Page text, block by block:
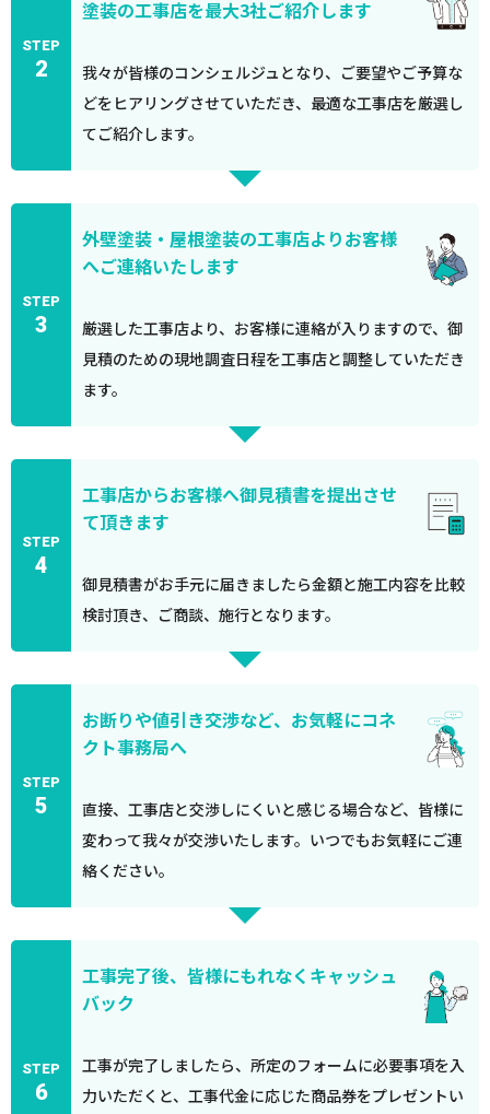
STEP
2
塗装の工事店を最大3社ご紹介します
我々が皆様のコンシェルジュとなり、ご要望やご予算な
どをヒアリングさせていただき、最適な工事店を厳選し
てご紹介します。
STEP
3
外壁塗装・屋根塗装の工事店よりお客様
へご連絡いたします
厳選した工事店より、お客様に連絡が入りますので、御
見積のための現地調査日程を工事店と調整していただき
ます。
STEP
4
工事店からお客様へ御見積書を提出させ
て頂きます
御見積書がお手元に届きましたら金額と施工内容を比較
検討頂き、ご商談、施行となります。
STEP
5
お断りや値引き交渉など、お気軽にコネ
クト事務局へ
直接、工事店と交渉しにくいと感じる場合など、皆様に
変わって我々が交渉いたします。いつでもお気軽にご連
絡ください。
STEP
6
工事完了後、皆様にもれなくキャッシュ
バック
工事が完了しましたら、所定のフォームに必要事項を入
力いただくと、工事代金に応じた商品券をプレゼントい